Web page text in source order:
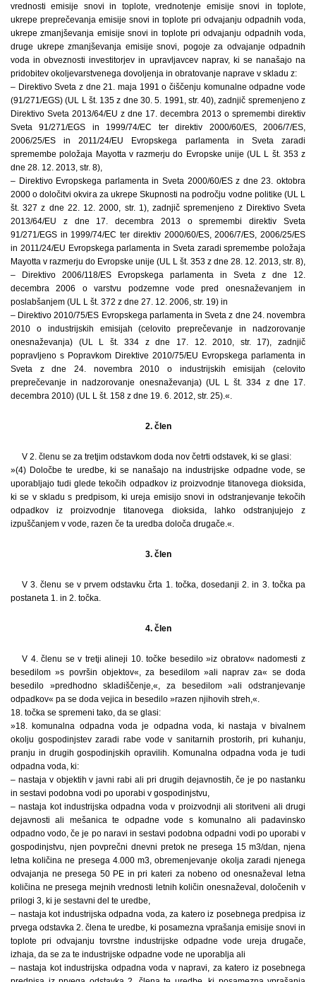
vrednosti emisije snovi in toplote, vrednotenje emisije snovi in toplote,
ukrepe preprečevanja emisije snovi in toplote pri odvajanju odpadnih voda,
ukrepe zmanjševanja emisije snovi in toplote pri odvajanju odpadnih voda,
druge ukrepe zmanjševanja emisije snovi, pogoje za odvajanje odpadnih
voda in obveznosti investitorjev in upravljavcev naprav, ki se nanašajo na
pridobitev okoljevarstvenega dovoljenja in obratovanje naprave v skladu z:
– Direktivo Sveta z dne 21. maja 1991 o čiščenju komunalne odpadne vode
(91/271/EGS) (UL L št. 135 z dne 30. 5. 1991, str. 40), zadnjič spremenjeno z
Direktivo Sveta 2013/64/EU z dne 17. decembra 2013 o spremembi direktiv
Sveta 91/271/EGS in 1999/74/EC ter direktiv 2000/60/ES, 2006/7/ES,
2006/25/ES in 2011/24/EU Evropskega parlamenta in Sveta zaradi
spremembe položaja Mayotta v razmerju do Evropske unije (UL L št. 353 z
dne 28. 12. 2013, str. 8),
– Direktivo Evropskega parlamenta in Sveta 2000/60/ES z dne 23. oktobra
2000 o določitvi okvira za ukrepe Skupnosti na področju vodne politike (UL L
št. 327 z dne 22. 12. 2000, str. 1), zadnjič spremenjeno z Direktivo Sveta
2013/64/EU z dne 17. decembra 2013 o spremembi direktiv Sveta
91/271/EGS in 1999/74/EC ter direktiv 2000/60/ES, 2006/7/ES, 2006/25/ES
in 2011/24/EU Evropskega parlamenta in Sveta zaradi spremembe položaja
Mayotta v razmerju do Evropske unije (UL L št. 353 z dne 28. 12. 2013, str. 8),
– Direktivo 2006/118/ES Evropskega parlamenta in Sveta z dne 12.
decembra 2006 o varstvu podzemne vode pred onesnaževanjem in
poslabšanjem (UL L št. 372 z dne 27. 12. 2006, str. 19) in
– Direktivo 2010/75/ES Evropskega parlamenta in Sveta z dne 24. novembra
2010 o industrijskih emisijah (celovito preprečevanje in nadzorovanje
onesnaževanja) (UL L št. 334 z dne 17. 12. 2010, str. 17), zadnjič
popravljeno s Popravkom Direktive 2010/75/EU Evropskega parlamenta in
Sveta z dne 24. novembra 2010 o industrijskih emisijah (celovito
preprečevanje in nadzorovanje onesnaževanja) (UL L št. 334 z dne 17.
decembra 2010) (UL L št. 158 z dne 19. 6. 2012, str. 25).«.
2. člen
V 2. členu se za tretjim odstavkom doda nov četrti odstavek, ki se glasi:
»(4) Določbe te uredbe, ki se nanašajo na industrijske odpadne vode, se
uporabljajo tudi glede tekočih odpadkov iz proizvodnje titanovega dioksida,
ki se v skladu s predpisom, ki ureja emisijo snovi in odstranjevanje tekočih
odpadkov iz proizvodnje titanovega dioksida, lahko odstranjujejo z
izpuščanjem v vode, razen če ta uredba določa drugače.«.
3. člen
V 3. členu se v prvem odstavku črta 1. točka, dosedanji 2. in 3. točka pa
postaneta 1. in 2. točka.
4. člen
V 4. členu se v tretji alineji 10. točke besedilo »iz obratov« nadomesti z
besedilom »s površin objektov«, za besedilom »ali naprav za« se doda
besedilo »predhodno skladiščenje,«, za besedilom »ali odstranjevanje
odpadkov« pa se doda vejica in besedilo »razen njihovih streh,«.
18. točka se spremeni tako, da se glasi:
»18. komunalna odpadna voda je odpadna voda, ki nastaja v bivalnem
okolju gospodinjstev zaradi rabe vode v sanitarnih prostorih, pri kuhanju,
pranju in drugih gospodinjskih opravilih. Komunalna odpadna voda je tudi
odpadna voda, ki:
– nastaja v objektih v javni rabi ali pri drugih dejavnostih, če je po nastanku
in sestavi podobna vodi po uporabi v gospodinjstvu,
– nastaja kot industrijska odpadna voda v proizvodnji ali storitveni ali drugi
dejavnosti ali mešanica te odpadne vode s komunalno ali padavinsko
odpadno vodo, če je po naravi in sestavi podobna odpadni vodi po uporabi v
gospodinjstvu, njen povprečni dnevni pretok ne presega 15 m3/dan, njena
letna količina ne presega 4.000 m3, obremenjevanje okolja zaradi njenega
odvajanja ne presega 50 PE in pri kateri za nobeno od onesnaževal letna
količina ne presega mejnih vrednosti letnih količin onesnaževal, določenih v
prilogi 3, ki je sestavni del te uredbe,
– nastaja kot industrijska odpadna voda, za katero iz posebnega predpisa iz
prvega odstavka 2. člena te uredbe, ki posamezna vprašanja emisije snovi in
toplote pri odvajanju tovrstne industrijske odpadne vode ureja drugače,
izhaja, da se za te industrijske odpadne vode ne uporablja ali
– nastaja kot industrijska odpadna voda v napravi, za katero iz posebnega